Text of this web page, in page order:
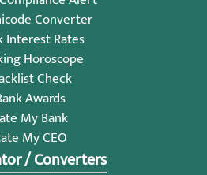
Converter
Interest Rates
Horoscope
Check
Awards
My Bank
My CEO
/ Converters